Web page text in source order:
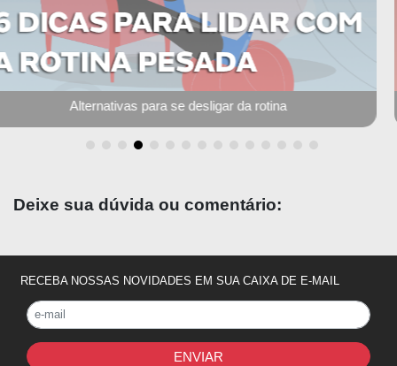
Instagram para médicos: 6 erros que você não deve cometer
Deixe sua dúvida ou comentário:
RECEBA NOSSAS NOVIDADES EM SUA CAIXA DE E-MAIL
ENVIAR